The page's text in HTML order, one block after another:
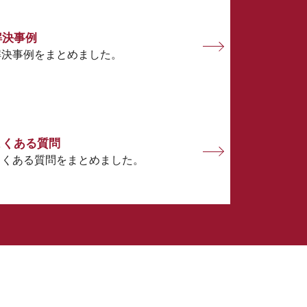
事例
事例をまとめました。
ある質問
ある質問をまとめました。